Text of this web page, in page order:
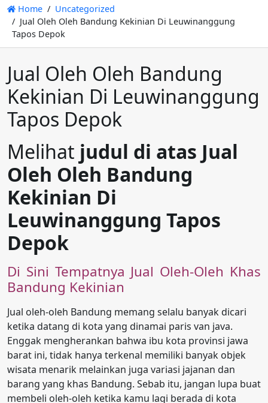
Home
Uncategorized
Jual Oleh Oleh Bandung Kekinian Di Leuwinanggung
Tapos Depok
Jual Oleh Oleh Bandung
Kekinian Di Leuwinanggung
Tapos Depok
Melihat judul di atas Jual
Oleh Oleh Bandung
Kekinian Di
Leuwinanggung Tapos
Depok
Di Sini Tempatnya Jual Oleh-Oleh Khas
Bandung Kekinian
Jual oleh-oleh Bandung memang selalu banyak dicari
ketika datang di kota yang dinamai paris van java.
Enggak mengherankan bahwa ibu kota provinsi jawa
barat ini, tidak hanya terkenal memiliki banyak objek
wisata menarik melainkan juga variasi jajanan dan
barang yang khas Bandung. Sebab itu, jangan lupa buat
membeli oleh-oleh ketika kamu lagi berada di kota